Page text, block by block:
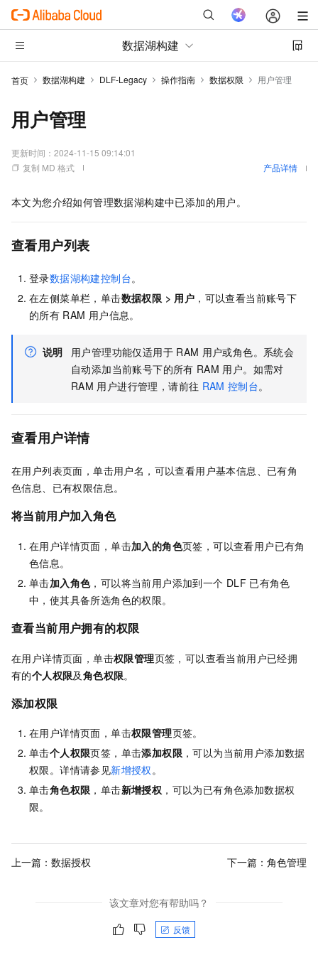
数据湖构建
首页 数据湖构建 DLF-Legacy 操作指南 数据权限 用户管理
用户管理
更新时间： 2024-11-15 09:14:01
复制 MD 格式
产品详情
本文为您介绍如何管理数据湖构建中已添加的用户。
查看用户列表
登录数据湖构建控制台。
在左侧菜单栏，单击数据权限 > 用户 ， 可以查看当前账号下
的所有 RAM 用户信息。
说明 用户管理功能仅适用于 RAM 用户或角色。系统会
自动添加当前账号下的所有 RAM 用户。如需对
RAM 用户进行管理，请前往 RAM 控制台。
查看用户详情
在用户列表页面，单击用户名，可以查看用户基本信息、已有角
色信息、已有权限信息。
将当前用户加入角色
在用户详情页面，单击加入的角色页签，可以查看用户已有角
色信息。
单击加入角色，可以将当前用户添加到一个 DLF 已有角色
中，使其具备所选角色的权限。
查看当前用户拥有的权限
在用户详情页面，单击权限管理页签，可以查看当前用户已经拥
有的个人权限及角色权限。
添加权限
在用户详情页面，单击权限管理页签。
单击个人权限页签，单击添加权限 ，可以为当前用户添加数据
权限。详情请参见新增授权。
单击角色权限 ，单击新增授权 ，可以为已有角色添加数据权
限。
上一篇： 数据授权 下一篇： 角色管理
该文章对您有帮助吗？
反馈